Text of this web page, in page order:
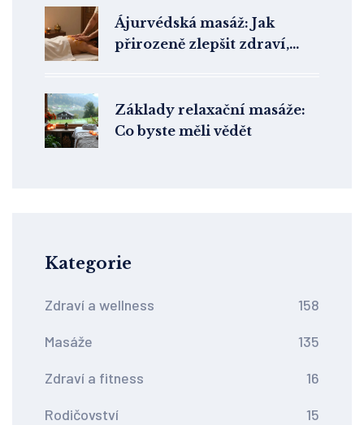
Ájurvédská masáž: Jak
přirozeně zlepšit zdraví,
Základy relaxační masáže:
Co byste měli vědět
Kategorie
Zdraví a wellness 158
Masáže 135
Zdraví a fitness 16
Rodičovství 15